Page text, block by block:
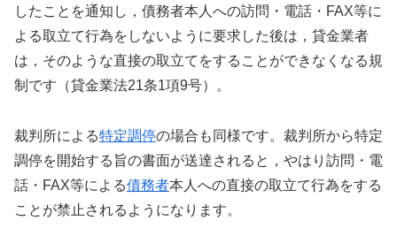
したことを通知し，債務者本人への訪問・電話・FAX等に
よる取立て行為をしないように要求した後は，貸金業者
は，そのような直接の取立てをすることができなくなる規
制です（貸金業法21条1項9号）。
裁判所による特定調停の場合も同様です。裁判所から特定
調停を開始する旨の書面が送達されると，やはり訪問・電
話・FAX等による債務者本人への直接の取立て行為をする
ことが禁止されるようになります。